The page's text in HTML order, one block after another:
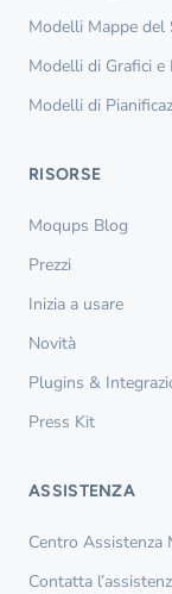
Modelli Mappe del
Modelli di Grafici e
Modelli di
RISORSE
Moqups Blog
Prezzi
Inizia a usare
Novità
Plugins &
Press Kit
ASSISTENZA
Centro Assistenza
Contatta